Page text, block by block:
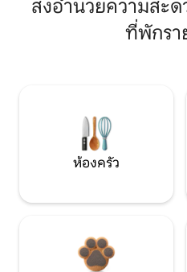
สิ่งอำนวยความสะ
ที่พักรา
ห้องครัว